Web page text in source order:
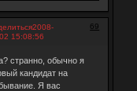
69
2008-
15:08:56
странно, обычно я
кандидат на
Я вас